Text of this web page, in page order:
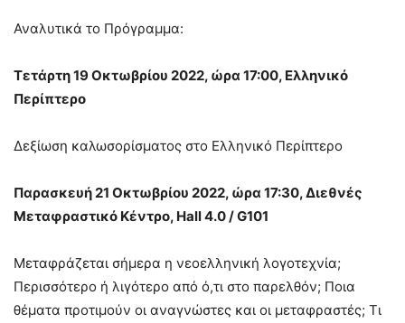
Αναλυτικά το Πρόγραμμα:
Τετάρτη 19 Οκτωβρίου 2022, ώρα 17:00, Ελληνικό
Περίπτερο
Δεξίωση καλωσορίσματος στο Ελληνικό Περίπτερο
Παρασκευή 21 Οκτωβρίου 2022, ώρα 17:30, Διεθνές
Μεταφραστικό Κέντρο, Hall4.0 /G101
Μεταφράζεται σήμερα η νεοελληνική λογοτεχνία;
Περισσότερο ή λιγότερο από ό,τι στο παρελθόν; Ποια
θέματα προτιμούν οι αναγνώστες και οι μεταφραστές; Τι